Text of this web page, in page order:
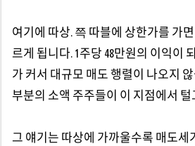
여기에 따상. 쯕 따블에 상한가를 가
르게 됩니다. 1주당 48만원의 이익이
가 커서 대규모 매도 행렬이 나오지
부분의 소액 주주들이 이 지점에서 털
그 얘기는 따상에 가까울수록 매도세